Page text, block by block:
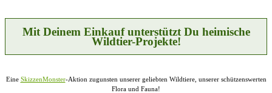
Produktseite
gewählt
werden
Mit Deinem Einkauf unterstützt Du heimische
Wildtier-Projekte!
Eine SkizzenMonster-Aktion zugunsten unserer geliebten Wildtiere, unserer schützenswerten
Flora und Fauna!